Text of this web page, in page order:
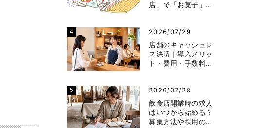
店」で「お菓子」…
2026/07/29
店舗のキャッシュレ
ス決済｜導入メリッ
ト・費用・手数料…
2026/07/28
飲食店開業時の求人
はいつから始める？
募集方法や採用の…